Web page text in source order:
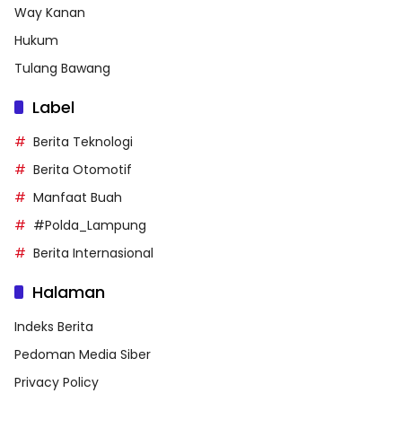
Way Kanan
Hukum
Tulang Bawang
Label
Berita Teknologi
Berita Otomotif
Manfaat Buah
#Polda_Lampung
Berita Internasional
Halaman
Indeks Berita
Pedoman Media Siber
Privacy Policy